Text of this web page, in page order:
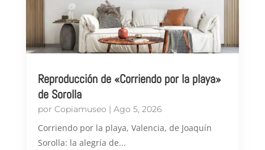
Reproducción de «Corriendo por la playa»
de Sorolla
por Copiamuseo | Ago 5, 2026
Corriendo por la playa, Valencia, de Joaquín
Sorolla: la alegría de...